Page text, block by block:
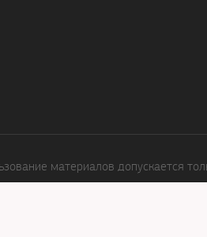
материалов допускается